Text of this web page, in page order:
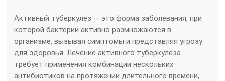
Активный туберкулез — это форма заболевания, при
которой бактерии активно размножаются в
организме, вызывая симптомы и представляя угрозу
для здоровья. Лечение активного туберкулеза
требует применения комбинации нескольких
антибиотиков на протяжении длительного времени,